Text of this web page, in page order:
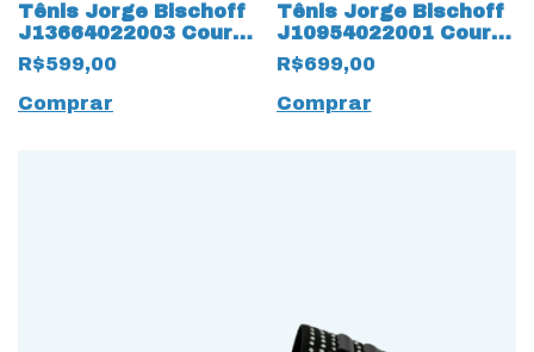
Tênis Jorge Bischoff
J13664022003 Couro
Natural 15610 Nude
R$599,00
Comprar
Tênis Jorge Bischoff
J10954022001 Couro
Natural 18407 Branco
R$699,00
Comprar